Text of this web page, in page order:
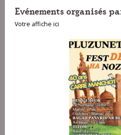
Evénements organisés
Votre affiche ici